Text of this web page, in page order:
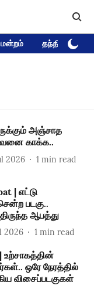
தந்தி டிவி
அஞ்சாத
காக்க..
2026 1 min read
| எட்டு
படகு..
ஆபத்து
2026 1 min read
ஒரே நேரத்தில்
விசைப்படகுகள்